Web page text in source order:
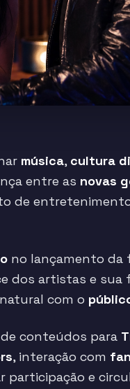
música, cultura
entre as novas
de
no lançamento da
dos artistas e sua
com o
de conteúdos para
, interação com
e